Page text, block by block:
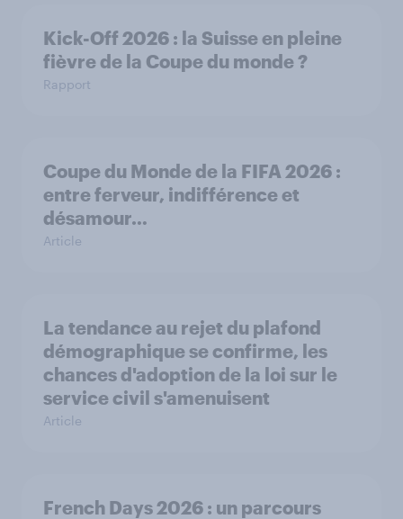
Kick-Off 2026 : la Suisse en pleine
fièvre de la Coupe du monde ?
Rapport
Coupe du Monde de la FIFA 2026 :
entre ferveur, indifférence et
désamour…
Article
La tendance au rejet du plafond
démographique se confirme, les
chances d'adoption de la loi sur le
service civil s'amenuisent
Article
French Days 2026 : un parcours